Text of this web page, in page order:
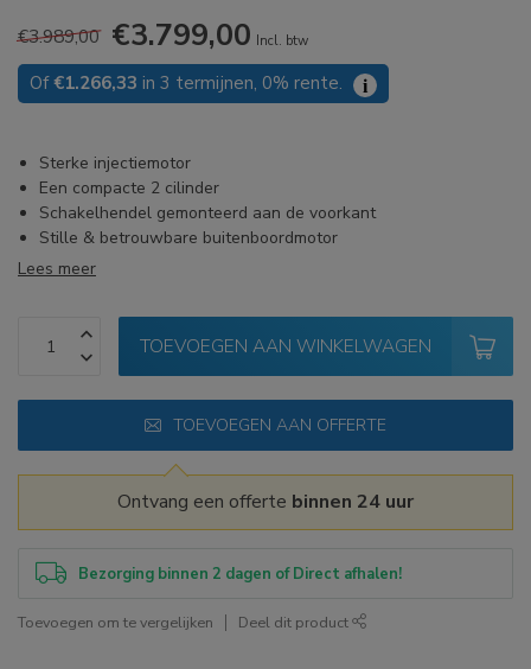
€3.989,00 €3.799,00 Incl. btw
Of€1.266,33 in 3 termijnen, 0% rente. i
Sterke injectiemotor
Een compacte 2 cilinder
Schakelhendel gemonteerd aan de voorkant
Stille & betrouwbare buitenboordmotor
Lees meer
TOEVOEGEN AAN WINKELWAGEN
TOEVOEGEN AAN OFFERTE
Ontvang een offerte binnen 24 uur
Bezorging binnen 2 dagen of Direct afhalen!
Toevoegen om te vergelijken Deel dit product